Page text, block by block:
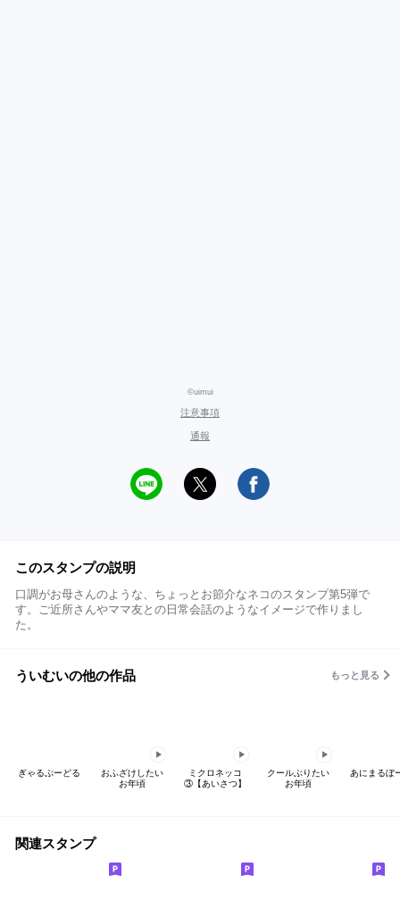
©uimui
注意事項
通報
このスタンプの説明
口調がお母さんのような、ちょっとお節介なネコのスタンプ第5弾で
す。ご近所さんやママ友との日常会話のようなイメージで作りまし
た。
ういむいの他の作品 もっと見る
ぎゃるぷーどる
おふざけしたい
お年頃
ミクロネッコ
③【あいさつ】
クールぶりたい
お年頃
あにまるぼ
関連スタンプ